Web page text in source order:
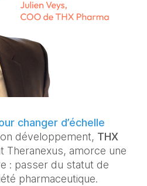
changer d’échelle
développement, THX
Theranexus, amorce une
: passer du statut de
pharmaceutique.